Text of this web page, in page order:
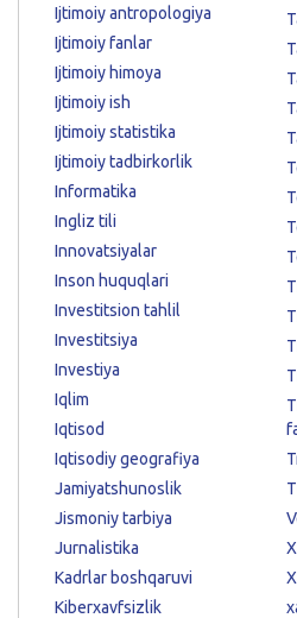
Ijtimoiy antropologiya
Ijtimoiy fanlar
Ijtimoiy himoya
Ijtimoiy ish
Ijtimoiy statistika
Ijtimoiy tadbirkorlik
Informatika
Ingliz tili
Innovatsiyalar
Inson huquqlari
Investitsion tahlil
Investitsiya
Investiya
Iqlim
Iqtisod
Iqtisodiy geografiya
Jamiyatshunoslik
Jismoniy tarbiya
Jurnalistika
Kadrlar boshqaruvi
Kiberxavfsizlik